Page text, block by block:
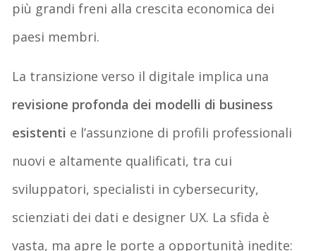
più grandi freni alla crescita economica dei
paesi membri.
La transizione verso il digitale implica una
revisione profonda dei modelli di business
esistenti e l’assunzione di profili professionali
nuovi e altamente qualificati, tra cui
sviluppatori, specialisti in cybersecurity,
scienziati dei dati e designer UX. La sfida è
vasta, ma apre le porte a opportunità inedite: